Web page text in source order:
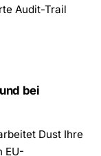
Audit-Trail
bei
Dust Ihre
EU-